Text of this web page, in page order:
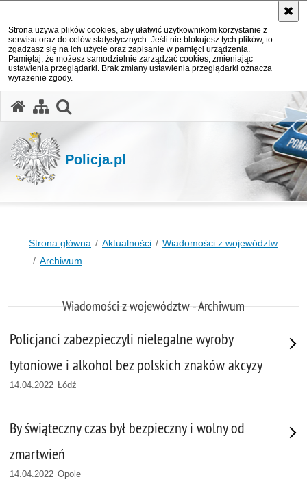
Strona używa plików cookies, aby ułatwić użytkownikom korzystanie z
serwisu oraz do celów statystycznych. Jeśli nie blokujesz tych plików, to
zgadzasz się na ich użycie oraz zapisanie w pamięci urządzenia.
Pamiętaj, że możesz samodzielnie zarządzać cookies, zmieniając
ustawienia przeglądarki. Brak zmiany ustawienia przeglądarki oznacza
wyrażenie zgody.
Policja.pl
Strona główna Aktualności
Wiadomości z województw
Archiwum
Wiadomości z województw - Archiwum
Policjanci zabezpieczyli nielegalne wyroby
tytoniowe i alkohol bez polskich znaków akcyzy
14.04.2022 Łódź
By świąteczny czas był bezpieczny i wolny od
zmartwień
14.04.2022 Opole